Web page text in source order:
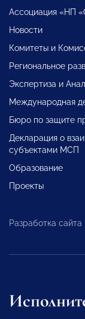
Ассоциация «НП
Новости
Комитеты и
Региональное
Экспертиза и
Международная
Бюро по защите
Декларация о
субъектами МСП
Образование
Проекты
Разработка